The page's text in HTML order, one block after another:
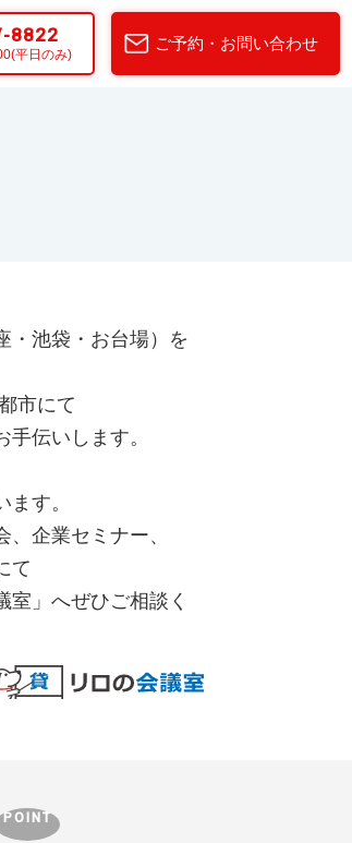
8822
平日のみ)
ご予約・お問い合わせ
・池袋・お台場）を
市にて
伝いします。
す。
企業セミナー、
て
室」へぜひご相談く